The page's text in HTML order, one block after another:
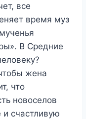
все
время муз
В Средние
жена
что
новоселов
и счастливую